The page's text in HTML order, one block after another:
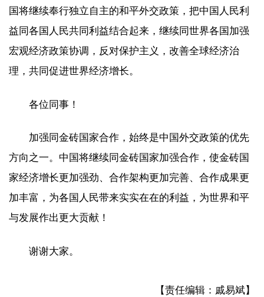
国将继续奉行独立自主的和平外交政策，把中国人民利
益同各国人民共同利益结合起来，继续同世界各国加强
宏观经济政策协调，反对保护主义，改善全球经济治
理，共同促进世界经济增长。
各位同事！
加强同金砖国家合作，始终是中国外交政策的优先
方向之一。中国将继续同金砖国家加强合作，使金砖国
家经济增长更加强劲、合作架构更加完善、合作成果更
加丰富，为各国人民带来实实在在的利益，为世界和平
与发展作出更大贡献！
谢谢大家。
【责任编辑：戚易斌】